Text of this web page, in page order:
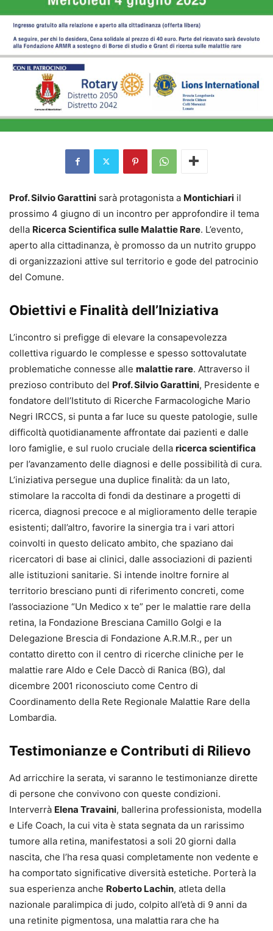
Prof. Silvio Garattini sarà protagonista a Montichiari il
prossimo 4 giugno di un incontro per approfondire il tema
della Ricerca Scientifica sulle Malattie Rare. L’evento,
aperto alla cittadinanza, è promosso da un nutrito gruppo
di organizzazioni attive sul territorio e gode del patrocinio
del Comune.
Obiettivi e Finalità dell’Iniziativa
L’incontro si prefigge di elevare la consapevolezza
collettiva riguardo le complesse e spesso sottovalutate
problematiche connesse alle malattie rare. Attraverso il
prezioso contributo del Prof. Silvio Garattini, Presidente e
fondatore dell’Istituto di Ricerche Farmacologiche Mario
Negri IRCCS, si punta a far luce su queste patologie, sulle
difficoltà quotidianamente affrontate dai pazienti e dalle
loro famiglie, e sul ruolo cruciale della ricerca scientifica
per l’avanzamento delle diagnosi e delle possibilità di cura.
L’iniziativa persegue una duplice finalità: da un lato,
stimolare la raccolta di fondi da destinare a progetti di
ricerca, diagnosi precoce e al miglioramento delle terapie
esistenti; dall’altro, favorire la sinergia tra i vari attori
coinvolti in questo delicato ambito, che spaziano dai
ricercatori di base ai clinici, dalle associazioni di pazienti
alle istituzioni sanitarie. Si intende inoltre fornire al
territorio bresciano punti di riferimento concreti, come
l’associazione “Un Medico x te” per le malattie rare della
retina, la Fondazione Bresciana Camillo Golgi e la
Delegazione Brescia di Fondazione A.R.M.R., per un
contatto diretto con il centro di ricerche cliniche per le
malattie rare Aldo e Cele Daccò di Ranica (BG), dal
dicembre 2001 riconosciuto come Centro di
Coordinamento della Rete Regionale Malattie Rare della
Lombardia.
Testimonianze e Contributi di Rilievo
Ad arricchire la serata, vi saranno le testimonianze dirette
di persone che convivono con queste condizioni.
Interverrà Elena Travaini, ballerina professionista, modella
e Life Coach, la cui vita è stata segnata da un rarissimo
tumore alla retina, manifestatosi a soli 20 giorni dalla
nascita, che l’ha resa quasi completamente non vedente e
ha comportato significative diversità estetiche. Porterà la
sua esperienza anche Roberto Lachin, atleta della
nazionale paralimpica di judo, colpito all’età di 9 anni da
una retinite pigmentosa, una malattia rara che ha